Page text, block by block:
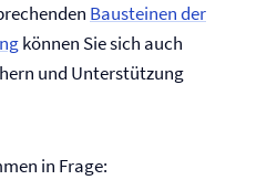
Bausteinen der
können Sie sich auch
und Unterstützung
in Frage: